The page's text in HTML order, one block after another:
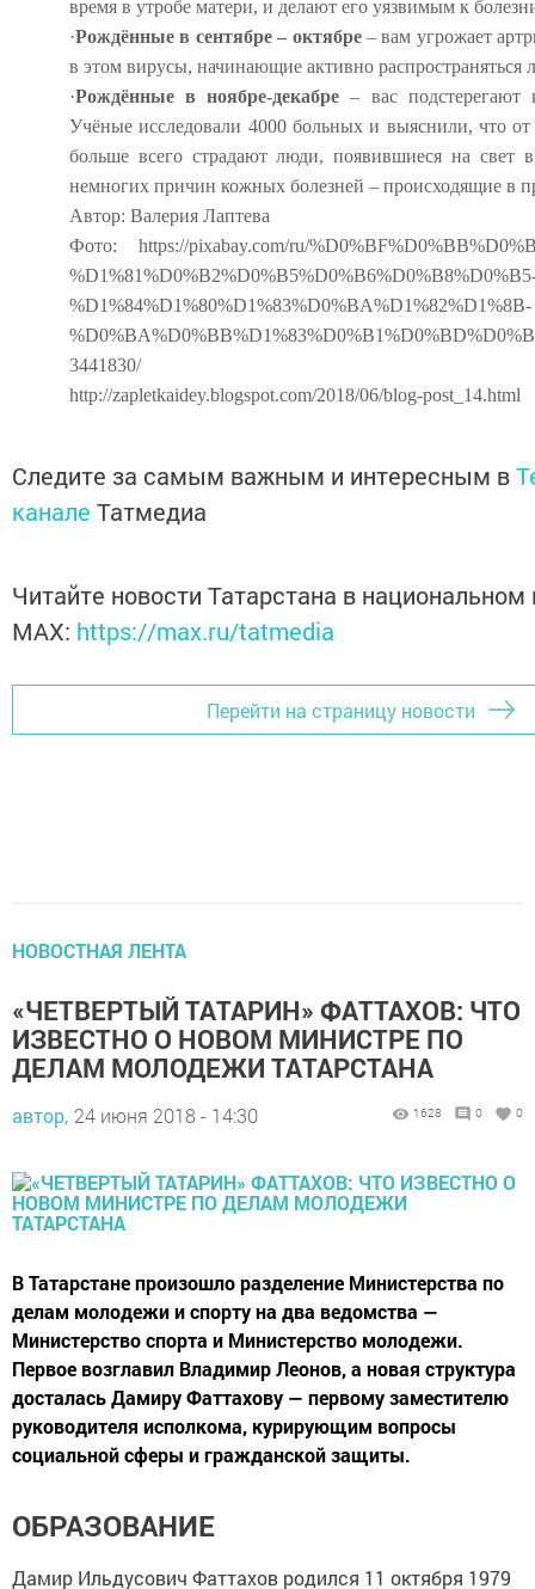
время в утробе матери, и делают его уязвимым к
·Рождённые в сентябре – октябре– вам угрожает
в этом вирусы, начинающие активно распространяться
·Рождённые в ноябре-декабре – вас подстерегают
Учёные исследовали 4000 больных и выяснили, что
больше всего страдают люди, появившиеся на свет
немногих причин кожных болезней – происходящие в
Автор: Валерия Лаптева
Фото: https://pixabay.com/ru/
%D1%84%D1%80%D1%83%D0%BA%D1%82%D1%8B-
3441830/
http://zapletkaidey.blogspot.com/2018/06/blog-post_14.html
Следите за самым важным и интересным в
канале Татмедиа
Читайте новости Татарстана в
MАХ: https://max.ru/tatmedia
Перейти на страницу новости
НОВОСТНАЯ ЛЕНТА
«ЧЕТВЕРТЫЙ ТАТАРИН» ФАТТАХОВ: ЧТО
ИЗВЕСТНО О НОВОМ МИНИСТРЕ ПО
ДЕЛАМ МОЛОДЕЖИ ТАТАРСТАНА
автор, 24 июня 2018 - 14:30 1628 0 0
В Татарстане произошло разделение Министерства по
делам молодежи и спорту на два ведомства —
Министерство спорта и Министерство молодежи.
Первое возглавил Владимир Леонов, а новая структура
досталась Дамиру Фаттахову — первому заместителю
руководителя исполкома, курирующим вопросы
социальной сферы и гражданской защиты.
ОБРАЗОВАНИЕ
Дамир Ильдусович Фаттахов родился 11 октября 1979